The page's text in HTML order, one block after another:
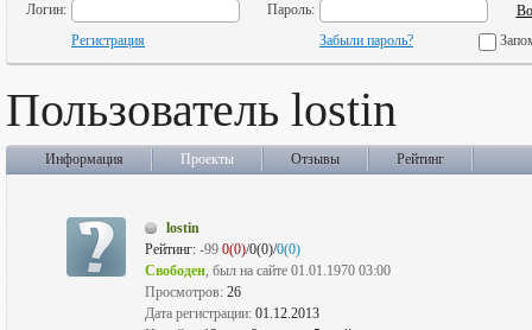
Логин:
Пароль:
Регистрация
Забыли пароль?
Пользователь lostin
Информация Проекты Отзывы Рейтинг
lostin
Рейтинг: -99 0(0)/0(0)/0(0)
Свободен, был на сайте 01.01.1970 03:00
Просмотров: 26
Дата регистрации: 01.12.2013